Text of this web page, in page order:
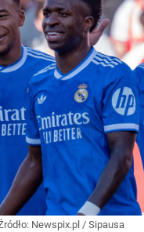
Newspix.pl / Sipausa